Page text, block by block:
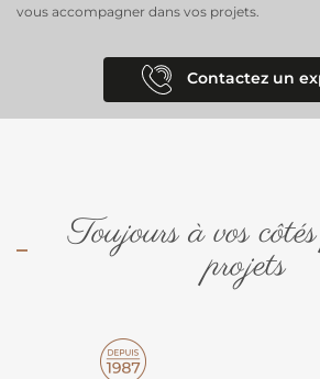
vous accompagner dans vos projets.
Contactez un
Toujours à vos
projets